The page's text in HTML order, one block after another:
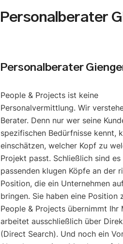
Personalberater
Personalberater
People & Projects ist keine
Personalvermittlung. Wir
Berater. Denn nur wer seine
spezifischen Bedürfnisse kennt,
einschätzen, welcher Kopf zu
Projekt passt. Schließlich sind
passenden klugen Köpfe an der
Position, die ein Unternehmen
bringen. Sie haben eine Position
People & Projects übernimmt Ihr
arbeitet ausschließlich über
(Direct Search). Und noch ein